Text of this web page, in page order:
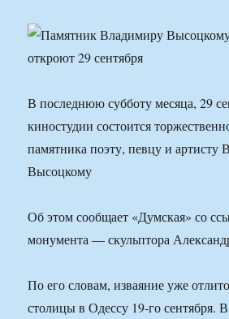
В последнюю субботу месяца, 29
киностудии состоится
памятника поэту, певцу и артисту
Высоцкому
Об этом сообщает «Думская» со
монумента — скульптора
По его словам, изваяние уже
столицы в Одессу 19-го сентября.